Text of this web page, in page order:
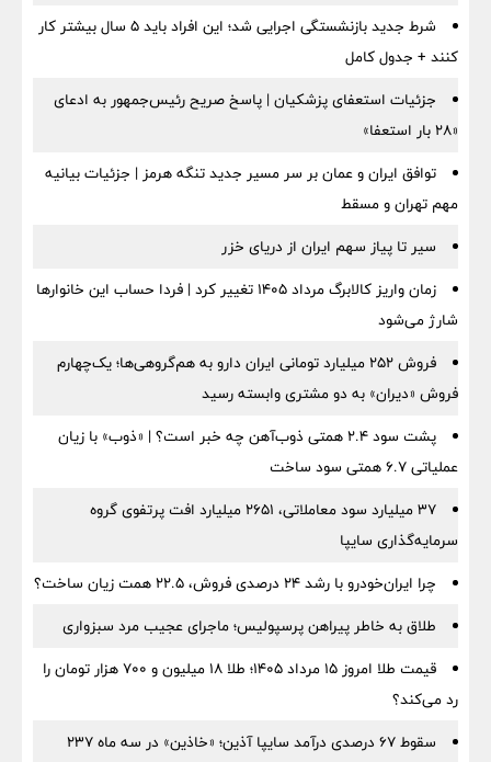
شرط جدید بازنشستگی اجرایی شد؛ این افراد باید ۵ سال بیشتر کار
کنند + جدول کامل
جزئیات استعفای پزشکیان | پاسخ صریح رئیس‌جمهور به ادعای
«۲۸ بار استعفا»
توافق ایران و عمان بر سر مسیر جدید تنگه هرمز | جزئیات بیانیه
مهم تهران و مسقط
سیر تا پیاز سهم ایران از دریای خزر
زمان واریز کالابرگ مرداد ۱۴۰۵ تغییر کرد | فردا حساب این خانوارها
شارژ می‌شود
فروش ۲۵۲ میلیارد تومانی ایران دارو به هم‌گروهی‌ها؛ یک‌چهارم
فروش «دیران» به دو مشتری وابسته رسید
پشت سود ۲.۴ همتی ذوب‌آهن چه خبر است؟ | «ذوب» با زیان
عملیاتی ۶.۷ همتی سود ساخت
۳۷ میلیارد سود معاملاتی، ۲۶۵۱ میلیارد افت پرتفوی گروه
سرمایه‌گذاری سایپا
چرا ایران‌خودرو با رشد ۲۴ درصدی فروش، ۲۲.۵ همت زیان ساخت؟
طلاق به خاطر پیراهن پرسپولیس؛ ماجرای عجیب مرد سبزواری
قیمت طلا امروز ۱۵ مرداد ۱۴۰۵؛ طلا ۱۸ میلیون و ۷۰۰ هزار تومان را
رد می‌کند؟
سقوط ۶۷ درصدی درآمد سایپا آذین؛ «خاذین» در سه ماه ۲۳۷